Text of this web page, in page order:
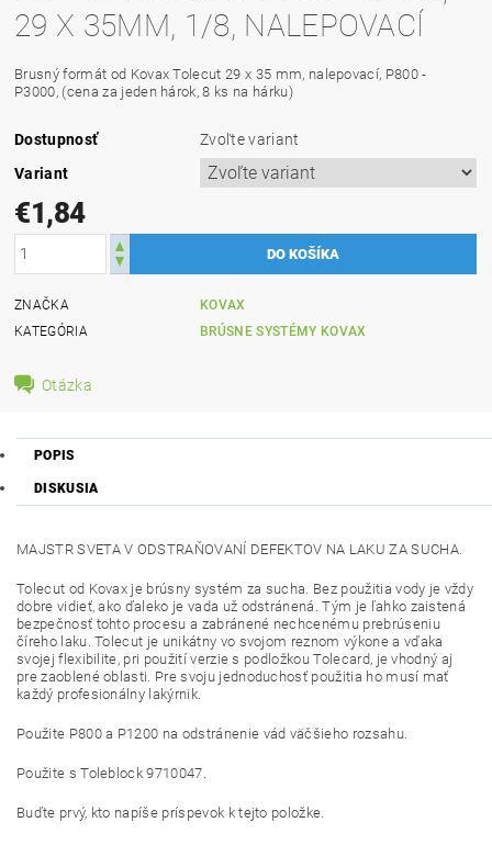
29 X 35MM, 1/8, NALEPOVACÍ
Brusný formát od Kovax Tolecut 29 x 35 mm, nalepovací, P800 -
P3000, (cena za jeden hárok, 8 ks na hárku)
Dostupnosť
Zvoľte variant
Variant
€1,84
ZNAČKA
KOVAX
KATEGÓRIA
BRÚSNE SYSTÉMY KOVAX
Otázka
POPIS
DISKUSIA
MAJSTR SVETA V ODSTRAŇOVANÍ DEFEKTOV NA LAKU ZA SUCHA.
Tolecut od Kovax je brúsny systém za sucha. Bez použitia vody je vždy
dobre vidieť, ako ďaleko je vada už odstránená. Tým je ľahko zaistená
bezpečnosť tohto procesu a zabránené nechcenému prebrúseniu
číreho laku. Tolecut je unikátny vo svojom reznom výkone a vďaka
svojej flexibilite, pri použití verzie s ​​podložkou Tolecard, je vhodný aj
pre zaoblené oblasti. Pre svoju jednoduchosť použitia ho musí mať
každý profesionálny lakýrnik.
Použite P800 a P1200 na odstránenie vád väčšieho rozsahu.
Použite s Toleblock 9710047.
Buďte prvý, kto napíše príspevok k tejto položke.